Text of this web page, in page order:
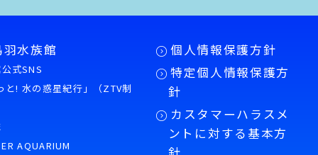
水族館
式SNS
と! 水の惑星紀行」（ZTV制
AQUARIUM
個人情報保護方針
特定個人情報保護方
針
カスタマーハラスメ
ントに対する基本方